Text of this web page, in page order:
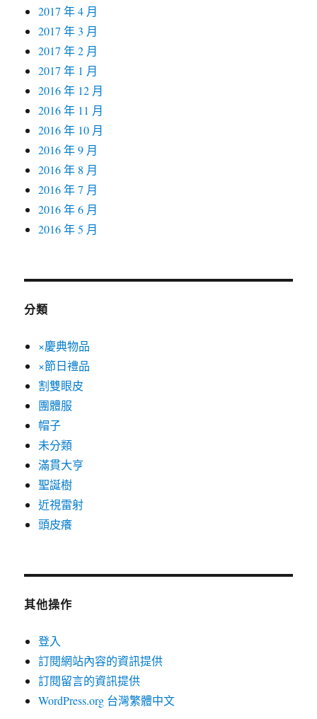
2017 年 4 月
2017 年 3 月
2017 年 2 月
2017 年 1 月
2016 年 12 月
2016 年 11 月
2016 年 10 月
2016 年 9 月
2016 年 8 月
2016 年 7 月
2016 年 6 月
2016 年 5 月
分類
×慶典物品
×節日禮品
割雙眼皮
團體服
帽子
未分類
滿貫大亨
聖誕樹
近視雷射
頭皮癢
其他操作
登入
訂閱網站內容的資訊提供
訂閱留言的資訊提供
WordPress.org 台灣繁體中文